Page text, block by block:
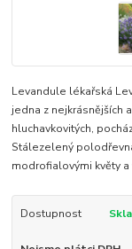
Levandule lékařská
jedna z nejkrásnějších
hluchavkovitých,
Stálezelený
modrofialovými květy
Dostupnost